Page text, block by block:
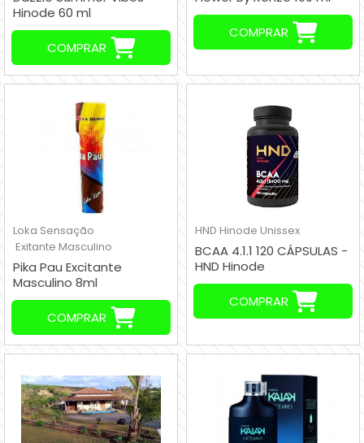
Hinode 60 ml
COMPRAR
COMPRAR
Loka Sensação
Exitante Masculino
Pika Pau Excitante
Masculino 8ml
COMPRAR
HND Hinode Unissex
BCAA 4.1.1 120 CÁPSULAS -
HND Hinode
COMPRAR